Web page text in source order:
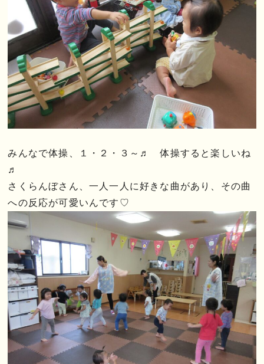
みんなで体操、１・２・３～♬ 体操すると楽しいね
♬
さくらんぼさん、一人一人に好きな曲があり、その曲
への反応が可愛いんです♡